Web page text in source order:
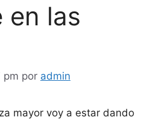
en las
pm por admin
mayor voy a estar dando